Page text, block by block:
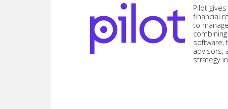
Pilot
financial
to
software,
advisors,
strategy